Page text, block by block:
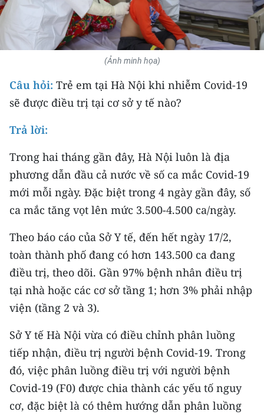
MÔI TRƯỜNG
BẠN ĐỌC
KIỂM CHỨNG THÔNG TIN
TRI THỨC CHUYÊN SÂU
54 DÂN TỘC VIỆT NAM
CHƯƠNG TRÌNH OCOP - MỖI XÃ
MỘT SẢN PHẨM
RADIO
MEDIA CENTER
E-Magazine
Video
Media Kinh tế
Media Văn hóa
Media Xã hội
(Ảnh minh họa)
Câu hỏi: Trẻ em tại Hà Nội khi nhiễm Covid-19
sẽ được điều trị tại cơ sở y tế nào?
Trả lời:
Trong hai tháng gần đây, Hà Nội luôn là địa
phương dẫn đầu cả nước về số ca mắc Covid-19
mới mỗi ngày. Đặc biệt trong 4 ngày gần đây, số
ca mắc tăng vọt lên mức 3.500-4.500 ca/ngày.
Theo báo cáo của Sở Y tế, đến hết ngày 17/2,
toàn thành phố đang có hơn 143.500 ca đang
điều trị, theo dõi. Gần 97% bệnh nhân điều trị
tại nhà hoặc các cơ sở tầng 1; hơn 3% phải nhập
viện (tầng 2 và 3).
Sở Y tế Hà Nội vừa có điều chỉnh phân luồng
tiếp nhận, điều trị người bệnh Covid-19. Trong
đó, việc phân luồng điều trị với người bệnh
Covid-19 (F0) được chia thành các yếu tố nguy
cơ, đặc biệt là có thêm hướng dẫn phân luồng